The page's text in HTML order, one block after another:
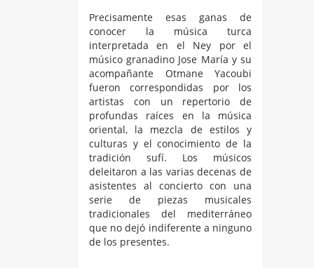
Precisamente esas ganas de
conocer la música turca
interpretada en el Ney por el
músico granadino Jose María y su
acompañante Otmane Yacoubi
fueron correspondidas por los
artistas con un repertorio de
profundas raíces en la música
oriental, la mezcla de estilos y
culturas y el conocimiento de la
tradición sufí. Los músicos
deleitaron a las varias decenas de
asistentes al concierto con una
serie de piezas musicales
tradicionales del mediterráneo
que no dejó indiferente a ninguno
de los presentes.